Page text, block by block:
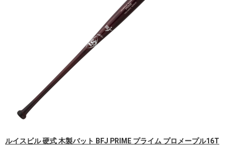
ルイスビル 硬式 木製バット BFJ PRIME プライム プロメープル16T